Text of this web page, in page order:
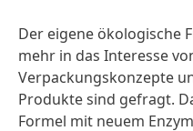
Der eigene ökologische
mehr in das Interesse
Verpackungskonzepte
Produkte sind gefragt.
Formel mit neuem